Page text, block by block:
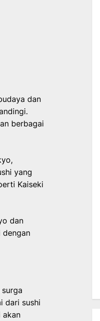
dan
berbagai
yang
Kaiseki
dan
dengan
dari sushi
akan